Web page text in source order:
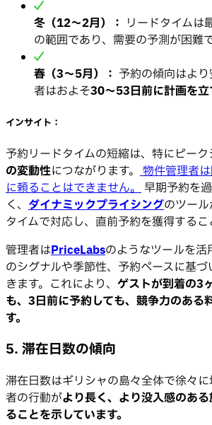
冬（12〜2月）： リードタイムは
の範囲であり、需要の予測が困難で
春（3〜5月）： 予約の傾向はよ
者はおよそ30〜53日前に計画を立
インサイト：
予約リードタイムの短縮は、特にピー
の変動性につながります。 物件管理者
に頼ることはできません。 早期予約を
く、 ダイナミックプライシングのツー
タイムで対応し、直前予約を獲得するこ
管理者はPriceLabsのようなツールを活
のシグナルや季節性、予約ペースに基
きます。これにより、 ゲストが到着の3
も、3日前に予約しても、競争力のある
す。
5. 滞在日数の傾向
滞在日数はギリシャの島々全体で徐々
者の行動がより長く、より没入感のあ
ることを示しています。